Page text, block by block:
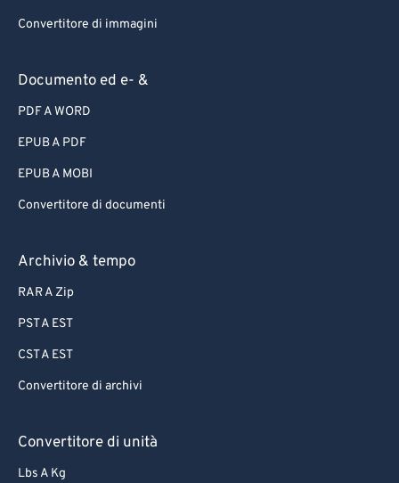
Convertitore di immagini
Documento ed e- &
PDF A WORD
EPUB A PDF
EPUB A MOBI
Convertitore di documenti
Archivio & tempo
RAR A Zip
PST A EST
CST A EST
Convertitore di archivi
Convertitore di unità
Lbs A Kg